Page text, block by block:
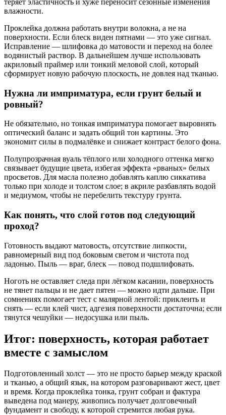
влажности.
Проклейка должна работать внутри волокна, а не на
поверхности. Если блеск виден пятнами — это уже сигнал.
Исправление — шлифовка до матовости и переход на более
водянистый раствор. В дальнейшем лучше использовать
акриловый праймер или тонкий меловой слой, который
сформирует новую рабочую плоскость, не довлея над тканью.
Нужна ли имприматура, если грунт белый и
ровный?
Не обязательно, но тонкая имприматура помогает выровнять
оптический баланс и задать общий тон картины. Это
экономит силы в подмалёвке и снижает контраст белого фона.
Полупрозрачная вуаль тёплого или холодного оттенка мягко
связывает будущие цвета, избегая эффекта «рваных» белых
просветов. Для масла полезно добавлять каплю сиккатива
только при холоде и толстом слое; в акриле разбавлять водой
и медиумом, чтобы не перебелить текстуру грунта.
Как понять, что слой готов под следующий
проход?
Готовность выдают матовость, отсутствие липкости,
равномерный вид под боковым светом и чистота под
ладонью. Пыль — враг, блеск — повод подшлифовать.
Ноготь не оставляет следа при лёгком касании, поверхность
не тянет пальцы и не дает пятен — можно идти дальше. При
сомнениях помогает тест с малярной лентой: приклеить и
снять — если клей чист, адгезия поверхности достаточна; если
тянутся чешуйки — недосушка или пыль.
Итог: поверхность, которая работает
вместе с замыслом
Подготовленный холст — это не просто барьер между краской
и тканью, а общий язык, на котором разговаривают жест, цвет
и время. Когда проклейка тонка, грунт собран и фактура
выведена под манеру, живопись получает долговечный
фундамент и свободу, к которой стремится любая рука.